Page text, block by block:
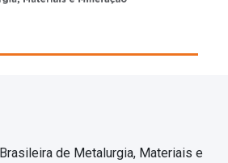
de Metalurgia, Materiais e